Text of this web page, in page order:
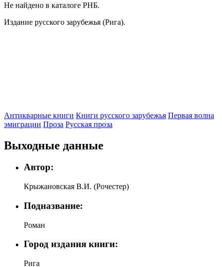
Не найдено в каталоге РНБ.
Издание русского зарубежья (Рига).
Антикварные книги Книги русского зарубежья Первая волна
эмиграции Проза Русская проза
Выходные данные
Автор:
Крыжановская В.И. (Рочестер)
Подназвание:
Роман
Город издания книги:
Рига